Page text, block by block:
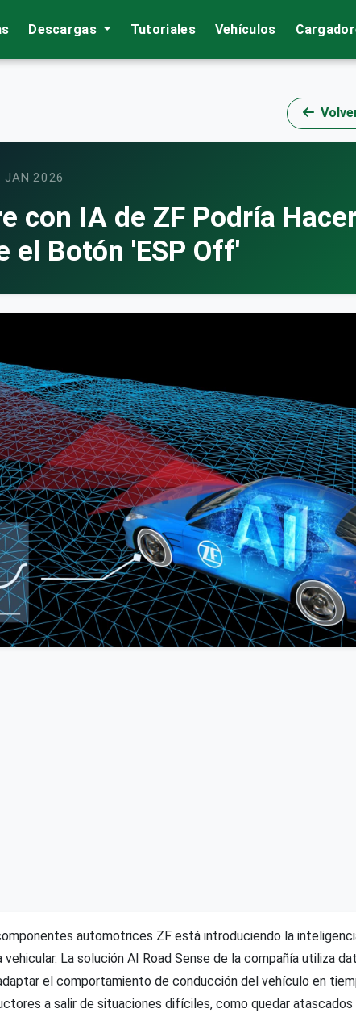
Descargas Tutoriales Vehículos
JAN 2026
con IA de ZF Podría
el Botón 'ESP Off'
automotrices ZF está introduciendo la
vehicular. La solución AI Road Sense de la compañía utiliza
el comportamiento de conducción del vehículo en
a salir de situaciones difíciles, como quedar atascados